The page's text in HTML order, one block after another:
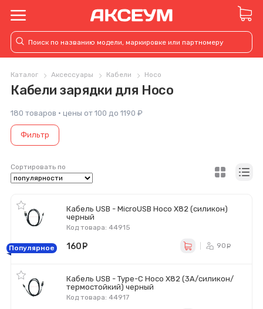
Каталог Аксессуары Кабели Hoco
Кабели зарядки для Hoco
180 товаров · цены от 100 до 1190 ₽
Фильтр
Сортировать по
Кабель USB - MicroUSB Hoco X82 (силикон)
черный
Код товара: 44915
Популярное 160 90
Кабель USB - Type-C Hoco X82 (3A/силикон/
термостойкий) черный
Код товара: 44917